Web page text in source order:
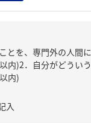
とを、専門外の人間
内)2．自分がどうい
内)
入